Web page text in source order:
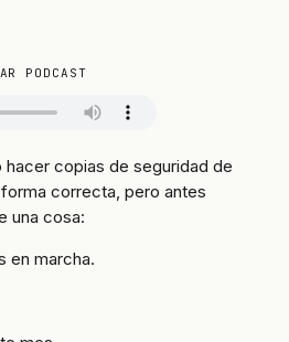
PODCAST
copias de seguridad de
correcta, pero antes
una cosa:
en marcha.